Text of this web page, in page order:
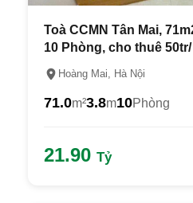
Toà CCMN Tân Mai,
10 Phòng, cho thuê
Hoàng Mai, Hà Nội
71.0m²3.8m10Phòng
21.90 Tỷ